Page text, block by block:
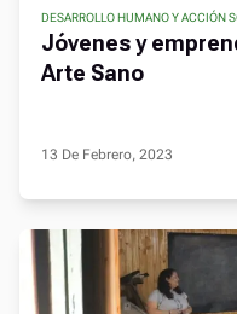
DESARROLLO HUMANO Y ACCIÓN
Jóvenes y
Arte Sano
13 De Febrero, 2023